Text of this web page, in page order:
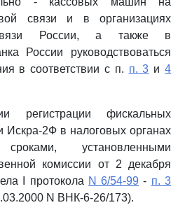
связи и в организациях
России, а также в
России руководствоваться
в соответствии с п. п. 3 и4
регистрации фискальных
Искра-2Ф в налоговых органах
сроками, установленными
комиссии от 2 декабря
I протокола N 6/54-99 - п. 3
N ВНК-6-26/173).